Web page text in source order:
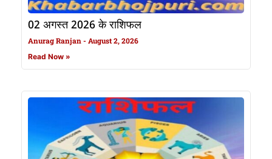
02 अगस्त 2026 के राशिफल
Anurag Ranjan August 2, 2026
Read Now »